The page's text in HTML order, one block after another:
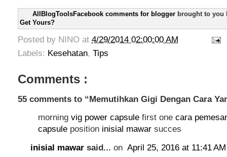
AllBlogToolsFacebook comments for blogger brought to you
Get Yours?
Posted by NINO at 4/29/2014 02:00:00 AM
Labels: Kesehatan, Tips
Comments :
55 comments to “Memutihkan Gigi Dengan Cara
morning vig power capsule first one cara
capsule position inisial mawar succes
inisial mawar said... on April 25, 2016 at 11:41 AM